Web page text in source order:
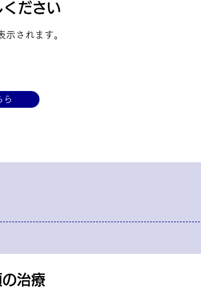
ださい
示されます。
ら
治療